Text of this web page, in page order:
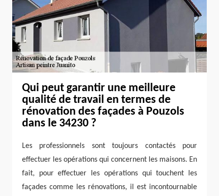
Qui peut garantir une meilleure
qualité de travail en termes de
rénovation des façades à Pouzols
dans le 34230 ?
Les professionnels sont toujours contactés pour
effectuer les opérations qui concernent les maisons. En
fait, pour effectuer les opérations qui touchent les
façades comme les rénovations, il est incontournable